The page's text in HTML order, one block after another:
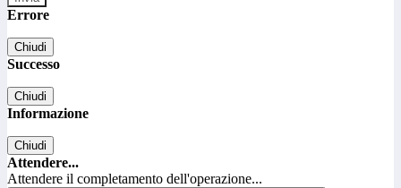
Errore
Chiudi
Successo
Chiudi
Informazione
Chiudi
Attendere...
Attendere il completamento dell'operazione...